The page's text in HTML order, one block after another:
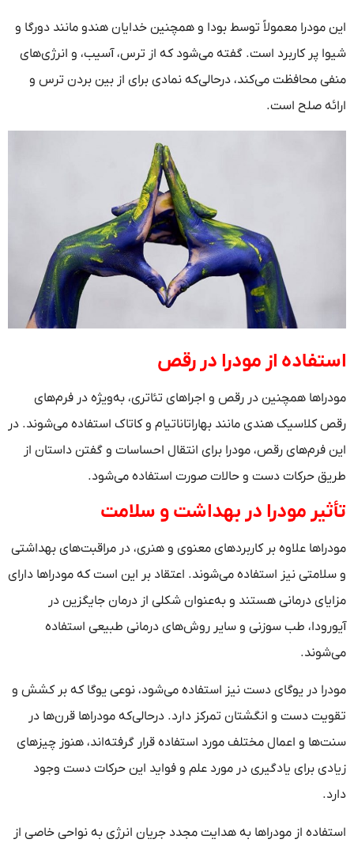
این مودرا معمولاً توسط بودا و همچنین خدایان هندو مانند دورگا و
شیوا پر کاربرد است. گفته می‌شود که از ترس، آسیب، و انرژی‌های
منفی محافظت می‌کند، درحالی‌که نمادی برای از بین بردن ترس و
ارائه صلح است.
استفاده از مودرا در رقص
مودراها همچنین در رقص و اجراهای تئاتری، به‌ویژه در فرم‌های
رقص کلاسیک هندی مانند بهاراتاناتیام و کاتاک استفاده می‌شوند. در
این فرم‌های رقص، مودرا برای انتقال احساسات و گفتن داستان از
طریق حرکات دست و حالات صورت استفاده می‌شود.
تأثیر مودرا در بهداشت و سلامت
مودراها علاوه بر کاربردهای معنوی و هنری، در مراقبت‌های بهداشتی
و سلامتی نیز استفاده می‌شوند. اعتقاد بر این است که مودراها دارای
مزایای درمانی هستند و به‌عنوان شکلی از درمان جایگزین در
آیورودا، طب سوزنی و سایر روش‌های درمانی طبیعی استفاده
می‌شوند.
مودرا در یوگای دست نیز استفاده می‌شود، نوعی یوگا که بر کشش و
تقویت دست و انگشتان تمرکز دارد. درحالی‌که مودراها قرن‌ها در
سنت‌ها و اعمال مختلف مورد استفاده قرار گرفته‌اند، هنوز چیزهای
زیادی برای یادگیری در مورد علم و فواید این حرکات دست وجود
دارد.
استفاده از مودراها به هدایت مجدد جریان انرژی به نواحی خاصی از